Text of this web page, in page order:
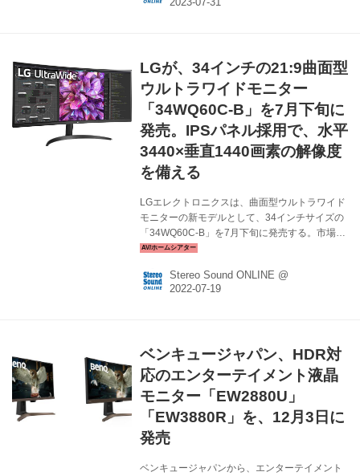
ャリブレーション対応、BenQ独自のムラ補正技
WQHD（2560×1440）の解像度を持つ。いずれ
も27インチワイド、IPS低反射ARTパネル、
LEDバックライトという仕様となる。 SW27...
LGが、34インチの21:9曲面型
ウルトラワイドモニター
「34WQ60C-B」を7月下旬に
発売。IPSパネル採用で、水平
3440×垂直1440画素の解像度
を備える
LGエレクトロニクスは、曲面型ウルトラワイド
モニターの新モデルとして、34インチサイズの
「34WQ60C-B」を7月下旬に発売する。市場想
定価格は￥66,000前後。 21:9ウルトラワイドモ
よる効率的な作業性や、シネスコ映像の全画面
表示による臨場感あふれる映像体験、ゲームで
提供してくれる。 34WQ60C-Bは、水平3440×
垂直1440画素の高解像度を備えたIPS方式の液
晶パネルを採用。視野角（水平・垂直178度...
Stereo Sound ONLINE @
ベンキュージャパン、HDR対
応のエンターテイメント液晶
モニター「EW2880U」
「EW3880R」を、12月3日に
発売
ベンキュージャパンから、エンターテイメント